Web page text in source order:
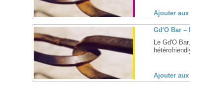
Ajouter aux favoris
Gd'O Bar – Metz
Le Gd'O Bar, c'est un
hétérofriendly à Metz
Ajouter aux favoris